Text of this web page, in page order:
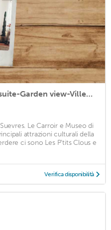
Apartment-Connected-Ensuite-Garden view-Villemorin
Le Carroir e Museo di
attrazioni culturali della
ci sono Les P’tits Clous e
Verifica disponibilità